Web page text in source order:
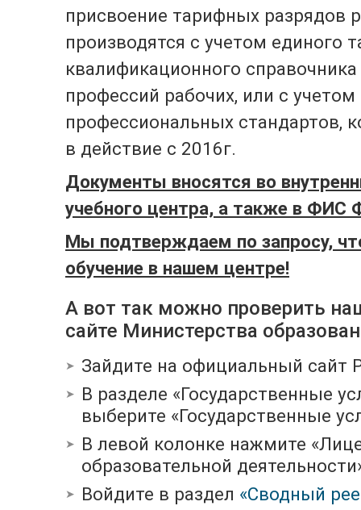
присвоение тарифных разрядов
производятся с учетом единого
квалификационного
профессий рабочих, или с учетом
профессиональных стандартов,
в действие с 2016г.
Документы вносятся во
учебного центра, а также в ФИС
Мы подтверждаем по запросу,
обучение в нашем центре!
А вот так можно проверить
сайте Министерства
Зайдите на официальный сайт
В разделе «Государственные
выберите «Государственные
В левой колонке нажмите
образовательной
Войдите в раздел «Сводный